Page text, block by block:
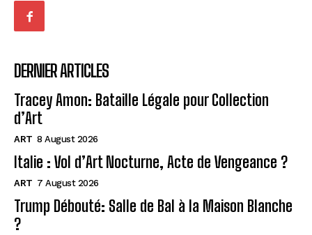
DERNIER ARTICLES
Tracey Amon: Bataille Légale pour Collection
d’Art
ART 8 August 2026
Italie : Vol d’Art Nocturne, Acte de Vengeance ?
ART 7 August 2026
Trump Débouté: Salle de Bal à la Maison Blanche
?